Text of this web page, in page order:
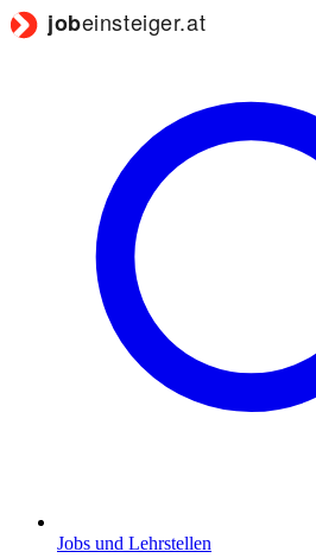
Jobs und Lehrstellen